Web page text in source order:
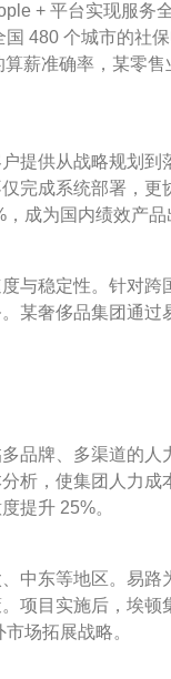
+ 平台实现服务
480 个城市的社
薪准确率，某零
提供从战略规划到
完成系统部署，
成为国内绩效产品
与稳定性。针对跨
某奢侈品集团通过
品牌、多渠道的人
析，使集团人力成
提升 25%。
中东等地区。易
项目实施后，埃顿
场拓展战略。